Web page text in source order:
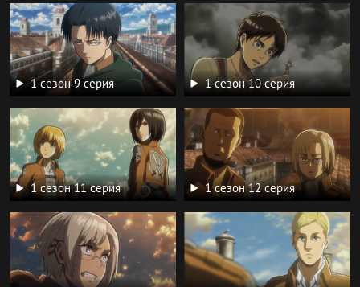
1 сезон 9 серия 1 сезон 10 серия
1 сезон 11 серия 1 сезон 12 серия